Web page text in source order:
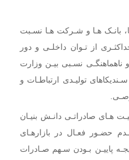
بانـک هـا و شـرکت هـا نسـبت
از تـوان داخلـی و دور
ناهماهنگـی نسـبی بیـن وزارت
تولیـدی ارتباطـات و
هـای صادراتـی دانـش بنیـان
حضـور فعـال در بازارهـای
پاییـن بـودن سـهم صـادرات